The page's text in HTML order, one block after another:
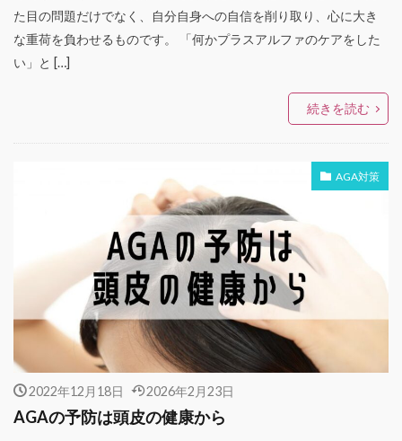
た目の問題だけでなく、自分自身への自信を削り取り、心に大き
な重荷を負わせるものです。 「何かプラスアルファのケアをした
い」と […]
続きを読む
AGA対策
2022年12月18日 2026年2月23日
AGAの予防は頭皮の健康から